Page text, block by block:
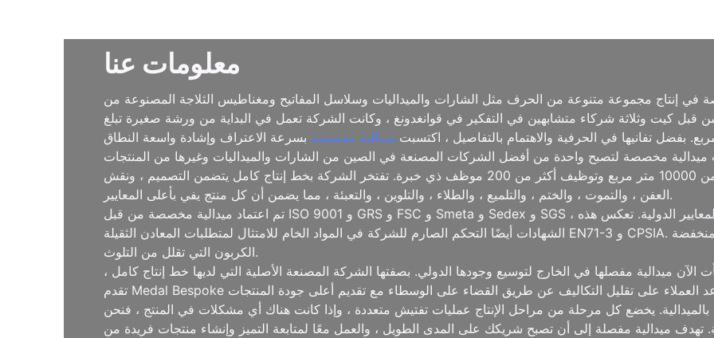
معلومات عنا
في إنتاج مجموعة متنوعة من الحرف مثل الشارات والميداليات وسلاسل المفاتيح ومغناطيس الثلاجة المصنوعة من
مختلفة. تأسست الشركة في عام 2006 من قبل كيت وثلاثة شركاء متشابهين في التفكير في قوانغدونغ ، وكانت الشركة تعمل في البداية من ورشة صغيرة تبلغ
ميدالية مخصصة
الصناعة ، نمت ميدالية مخصصة لتصبح واحدة من أفضل الشركات المصنعة في الصين من الشارات والميداليات وغيرها من المنتجات
الحرفية ، وتدير مصنعًا حديثًا يمتد إلى أكثر من 10000 متر مربع وتوظيف أكثر من 200 موظف ذي خبرة. تفتخر الشركة بخط إنتاج كامل يتضمن التصميم ، ونقش
العفن ، والتموت ، والختم ، والتلميع ، والطلاء ، والتلوين ، والتعبئة ، مما يضمن أن كل منتج يفي بأعلى المعايير.
تم اعتماد ميدالية مخصصة من قبل ISO 9001 و GRS و FSC و Smeta و Sedex و SGS ، مما يضمن أن منتجاتها مستقرة وموثوقة وتلبية المعايير الدولية. تعكس هذه
الشهادات أيضًا التحكم الصارم للشركة في المواد الخام للامتثال لمتطلبات المعادن الثقيلة EN71-3 و CPSIA. تلتزم الشركة بممارسات الإنتاج المستدامة منخفضة
الكربون التي تقلل من التلوث.
ميدالية مفصلها في الخارج لتوسيع وجودها الدولي. بصفتها الشركة المصنعة الأصلية التي لديها خط إنتاج كامل ،
بالميدالية. يخضع كل مرحلة من مراحل الإنتاج عمليات تفتيش متعددة ، وإذا كانت هناك أي مشكلات في المنتج ، فنحن
تهدف ميدالية مفصلة إلى أن تصبح شريكك على المدى الطويل ، والعمل معًا لمتابعة التميز وإنشاء منتجات فريدة من